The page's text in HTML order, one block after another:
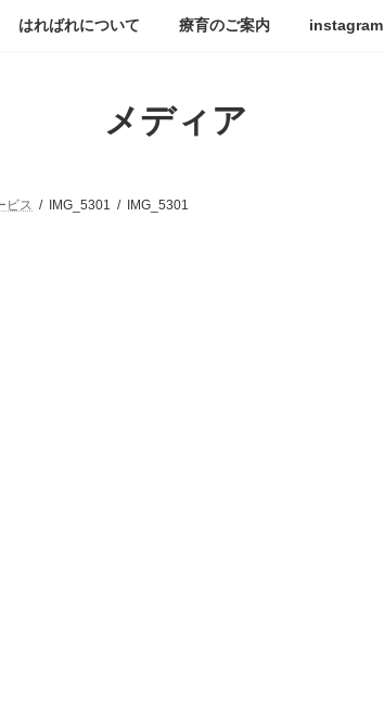
はればれについて 療育のご案内 instagram
メディア
ビス IMG_5301 IMG_5301